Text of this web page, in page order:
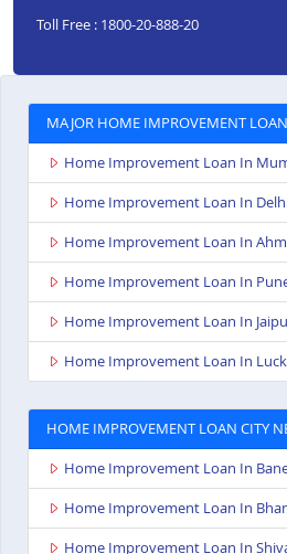
Toll Free : 1800-20-888-20
MAJOR HOME IMPROVEMENT
Home Improvement Loan In
Home Improvement Loan In
Home Improvement Loan In
Home Improvement Loan In
Home Improvement Loan In
Home Improvement Loan In
HOME IMPROVEMENT LOAN CITY
Home Improvement Loan In
Home Improvement Loan In
Home Improvement Loan In